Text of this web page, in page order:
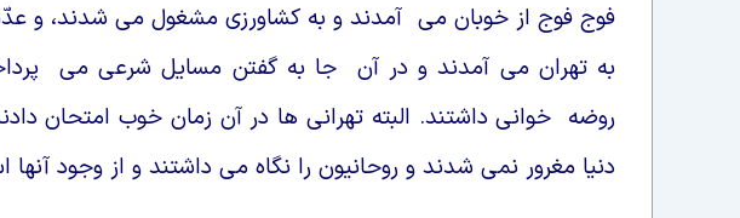
فوج فوج از خوبان مى آمدند و به كشاورزى مشغول مى شدند، و
به تهران مى آمدند و در آن جا به گفتن مسايل شرعى مى
روضه خوانى داشتند. البته تهرانى ها در آن زمان خوب امتحان
دنيا مغرور نمى شدند و روحانيون را نگاه مى داشتند و از وجود آنها